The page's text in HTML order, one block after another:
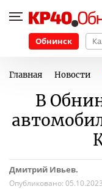
Обнинск
Главная Новости
В
Дмитрий Ивьев.
Опубликовано: